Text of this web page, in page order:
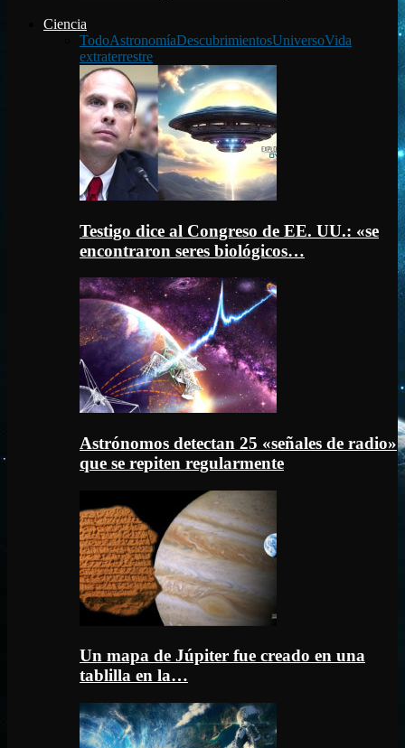
Ciencia
TodoAstronomíaDescubrimientosUniversoVida
extraterrestre
Testigo dice al Congreso de EE. UU.: «se
encontraron seres biológicos…
Astrónomos detectan 25 «señales de radio»
que se repiten regularmente
Un mapa de Júpiter fue creado en una
tablilla en la…